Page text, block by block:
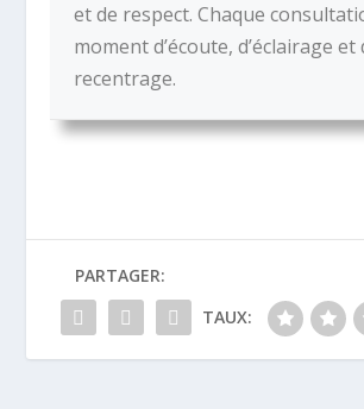
et de respect. Chaque
moment d’écoute, d’éclairage et
recentrage.
PARTAGER:
TAUX: